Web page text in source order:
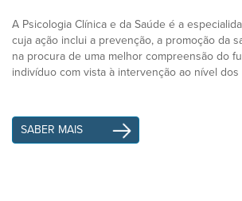
A Psicologia Clínica e da Saúde é a
cuja ação inclui a prevenção, a promoção da
na procura de uma melhor compreensão do
indivíduo com vista à intervenção ao nível
SABER MAIS